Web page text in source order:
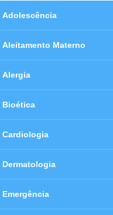
Adolescência
Aleitamento Materno
Alergia
Bioética
Cardiologia
Dermatologia
Emergência